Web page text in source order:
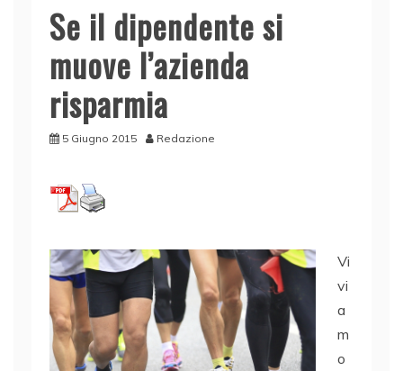
Se il dipendente si
muove l’azienda
risparmia
5 Giugno 2015 Redazione
Vi
vi
a
m
o